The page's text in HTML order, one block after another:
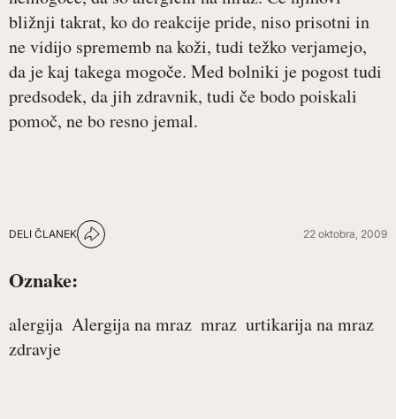
bližnji takrat, ko do reakcije pride, niso prisotni in
ne vidijo sprememb na koži, tudi težko verjamejo,
da je kaj takega mogoče. Med bolniki je pogost tudi
predsodek, da jih zdravnik, tudi če bodo poiskali
pomoč, ne bo resno jemal.
DELI ČLANEK 22 oktobra, 2009
Oznake:
alergija Alergija na mraz mraz urtikarija na mraz
zdravje